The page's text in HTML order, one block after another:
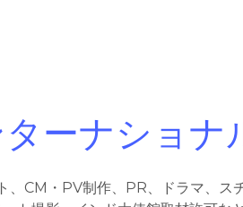
ーナショナ
CM・PV制作、PR、ドラマ、スチ